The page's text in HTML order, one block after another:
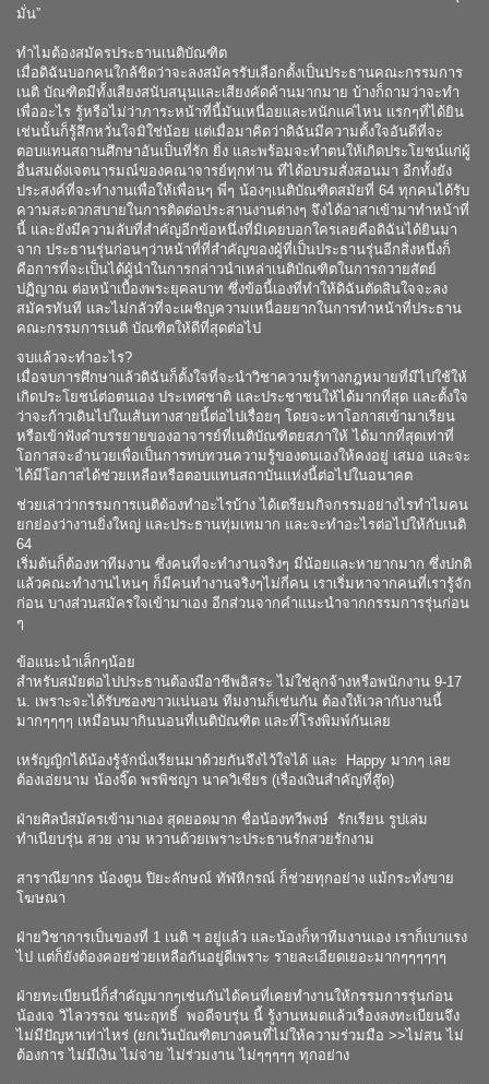
มั่น”
ทำไมต้องสมัครประธานเนติบัณฑิต
เมื่อดิฉันบอกคนใกล้ชิดว่าจะลงสมัครรับเลือกตั้งเป็นประธานคณะกรรมการ
เนติ บัณฑิตมีทั้งเสียงสนับสนุนและเสียงคัดค้านมากมาย บ้างก็ถามว่าจะทำ
เพื่ออะไร รู้หรือไม่ว่าภาระหน้าที่นี้มันเหนื่อยและหนักแค่ไหน แรกๆที่ได้ยิน
เช่นนั้นก็รู้สึกหวั่นใจมิใช่น้อย แต่เมื่อมาคิดว่าดิฉันมีความตั้งใจอันดีที่จะ
ตอบแทนสถานศึกษาอันเป็นที่รัก ยิ่ง และพร้อมจะทำตนให้เกิดประโยชน์แก่ผู้
อื่นสมดังเจตนารมณ์ของคณาจารย์ทุกท่าน ที่ได้อบรมสั่งสอนมา อีกทั้งยัง
ประสงค์ที่จะทำงานเพื่อให้เพื่อนๆ พี่ๆ น้องๆเนติบัณฑิตสมัยที่ 64 ทุกคนได้รับ
ความสะดวกสบายในการติดต่อประสานงานต่างๆ จึงได้อาสาเข้ามาทำหน้าที่
นี้ และยังมีความลับที่สำคัญอีกข้อหนึ่งที่มิเคยบอกใครเลยคือดิฉันได้ยินมา
จาก ประธานรุ่นก่อนๆว่าหน้าที่ที่สำคัญของผู้ที่เป็นประธานรุ่นอีกสิ่งหนึ่งก็
คือการที่จะเป็นได้ผู้นำในการกล่าวนำเหล่าเนติบัณฑิตในการถวายสัตย์
ปฏิญาณ ต่อหน้าเบื้องพระยุคลบาท ซึ่งข้อนี้เองที่ทำให้ดิฉันตัดสินใจจะลง
สมัครทันที และไม่กลัวที่จะเผชิญความเหนื่อยยากในการทำหน้าที่ประธาน
คณะกรรมการเนติ บัณฑิตให้ดีที่สุดต่อไป
จบแล้วจะทำอะไร?
เมื่อจบการศึกษาแล้วดิฉันก็ตั้งใจที่จะนำวิชาความรู้ทางกฎหมายที่มีไปใช้ให้
เกิดประโยชน์ต่อตนเอง ประเทศชาติ และประชาชนให้ได้มากที่สุด และตั้งใจ
ว่าจะก้าวเดินไปในเส้นทางสายนี้ต่อไปเรื่อยๆ โดยจะหาโอกาสเข้ามาเรียน
หรือเข้าฟังคำบรรยายของอาจารย์ที่เนติบัณฑิตยสภาให้ ได้มากที่สุดเท่าที่
โอกาสจะอำนวยเพื่อเป็นการทบทวนความรู้ของตนเองให้คงอยู่ เสมอ และจะ
ได้มีโอกาสได้ช่วยเหลือหรือตอบแทนสถาบันแห่งนี้ต่อไปในอนาคต
ช่วยเล่าว่ากรรมการเนติต้องทำอะไรบ้าง ได้เตรียมกิจกรรมอย่างไรทำไมคน
ยกย่องว่างานยิ่งใหญ่ และประธานทุ่มเทมาก และจะทำอะไรต่อไปให้กับเนติ
64
เริ่มต้นก็ต้องหาทีมงาน ซึ่งคนที่จะทำงานจริงๆ มีน้อยและหายากมาก ซึ่งปกติ
แล้วคณะทำงานไหนๆ ก็มีคนทำงานจริงๆไม่กี่คน เราเริ่มหาจากคนที่เรารู้จัก
ก่อน บางส่วนสมัครใจเข้ามาเอง อีกส่วนจากคำแนะนำจากกรรมการรุ่นก่อน
ๆ
ข้อแนะนำเล็กๆน้อย
สำหรับสมัยต่อไปประธานต้องมีอาชีพอิสระ ไม่ใช่ลูกจ้างหรือพนักงาน 9-17
น. เพราะจะได้รับซองขาวแน่นอน ทีมงานก็เช่นกัน ต้องให้เวลากับงานนี้
มากๆๆๆๆ เหมือนมากินนอนที่เนติบัณฑิต และที่โรงพิมพ์กันเลย
เหรัญญิกได้น้องรู้จักนั่งเรียนมาด้วยกันจึงไว้ใจได้ และ Happy มากๆ เลย
ต้องเอ่ยนาม น้องจิ๊ด พรพิชญา นาควิเชียร (เรื่องเงินสำคัญที่สู๊ด)
ฝ่ายศิลป์สมัครเข้ามาเอง สุดยอดมาก ชื่อน้องทวีพงษ์ รักเรียน รูปเล่ม
ทำเนียบรุ่น สวย งาม หวานด้วยเพราะประธานรักสวยรักงาม
สาราณียากร น้องตูน ปิยะลักษณ์ ทัฬหิกรณ์ ก็ช่วยทุกอย่าง แม้กระทั่งขาย
โฆษณา
ฝ่ายวิชาการเป็นของที่ 1 เนติ ฯ อยู่แล้ว และน้องก็หาทีมงานเอง เราก็เบาแรง
ไป แต่ก็ยังต้องคอยช่วยเหลือกันอยู่ดีเพราะ รายละเอียดเยอะมากๆๆๆๆๆๆ
ฝ่ายทะเบียนนี่ก็สำคัญมากๆเช่นกันได้คนที่เคยทำงานให้กรรมการรุ่นก่อน
น้องเจ วิไลวรรณ ชนะฤทธิ์ พอดีจบรุ่น นี้ รู้งานหมดแล้วเรื่องลงทะเบียนจึง
ไม่มีปัญหาเท่าไหร่ (ยกเว้นบัณฑิตบางคนที่ไม่ให้ความร่วมมือ >>ไม่สน ไม่
ต้องการ ไม่มีเงิน ไม่จ่าย ไม่ร่วมงาน ไม่ๆๆๆๆๆ ทุกอย่าง